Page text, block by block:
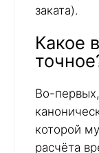
заката).
Какое
Во-
которой
расчёта